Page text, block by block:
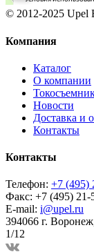
© 2012-2025 Upel
Компания
Каталог
О компании
Новости
Доставка и
Контакты
Контакты
Телефон: +7 (495)
Факс: +7 (495) 21-
E-mail: i@upel.ru
394066 г.
1/12